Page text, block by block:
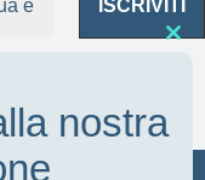
di
nostra